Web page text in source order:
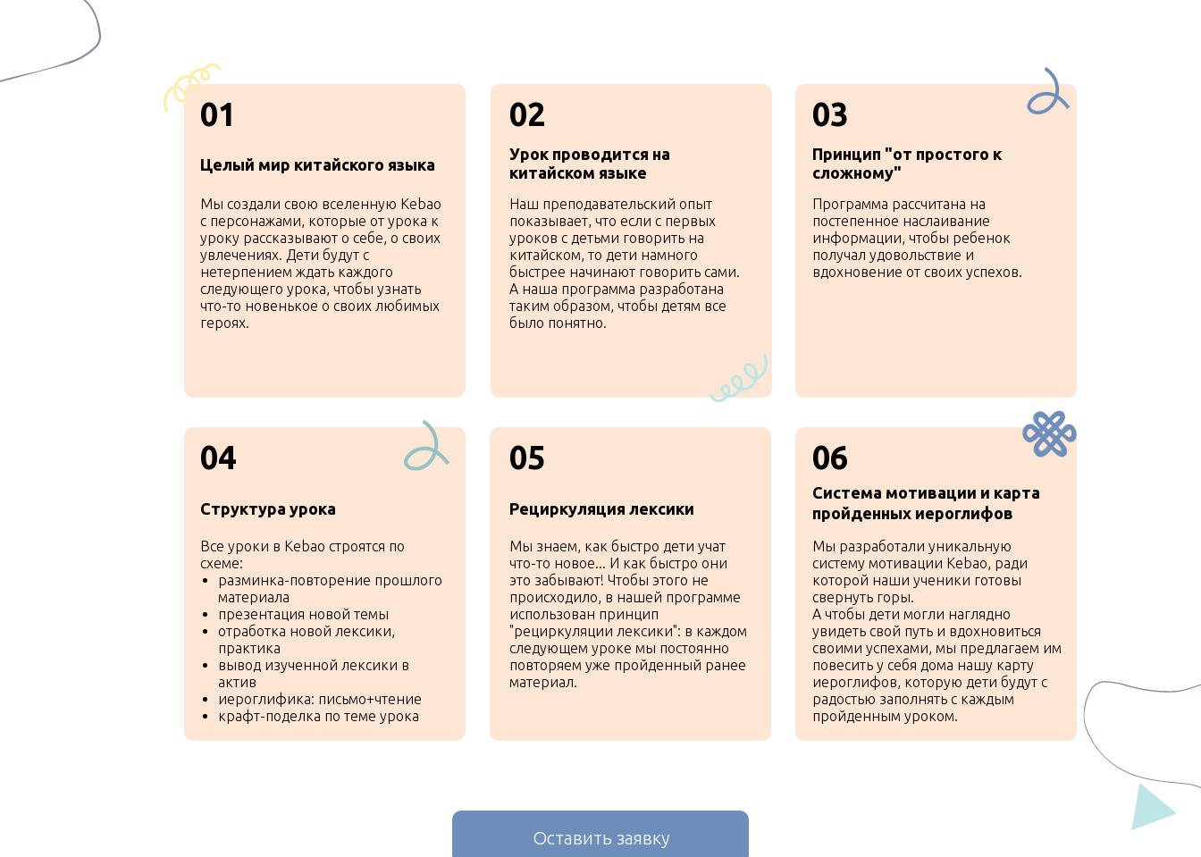
Целый мир китайского языка
Урок проводится на
китайском языке
Мы создали свою вселенную Kebao
с персонажами, которые от урока к
уроку рассказывают о себе, о своих
увлечениях. Дети будут с
нетерпением ждать каждого
следующего урока, чтобы узнать
что-то новенькое о своих любимых
героях.
Наш преподавательский опыт
показывает, что если с первых
уроков с детьми говорить на
китайском, то дети намного
быстрее начинают говорить сами.
А наша программа разработана
таким образом, чтобы детям все
было понятно.
Программа рассчитана на
постепенное наслаивание
информации, чтобы ребенок
получал удовольствие и
вдохновение от своих успехов.
02 03
01
Структура урока Рециркуляция лексики
Система мотивации и карта
пройденных иероглифов
Все уроки в Kebao строятся по
схеме:
разминка-повторение прошлого
материала
презентация новой темы
отработка новой лексики,
практика
вывод изученной лексики в
актив
иероглифика: письмо+чтение
крафт-поделка по теме урока
Мы знаем, как быстро дети учат
что-то новое... И как быстро они
это забывают! Чтобы этого не
происходило, в нашей программе
использован принцип
"рециркуляции лексики": в каждом
следующем уроке мы постоянно
повторяем уже пройденный ранее
материал.
Мы разработали уникальную
систему мотивации Kebao, ради
которой наши ученики готовы
свернуть горы.
А чтобы дети могли наглядно
увидеть свой путь и вдохновиться
своими успехами, мы предлагаем им
повесить у себя дома нашу карту
иероглифов, которую дети будут с
радостью заполнять с каждым
пройденным уроком.
05 06
04
Оставить заявку
Принцип "от простого к
сложному"
Преимущества интерактивной
программы обучения «Kebao»
Более 100 игр и заданий на первом этапе обучения.
Вы можете легко отслеживать объем изученного